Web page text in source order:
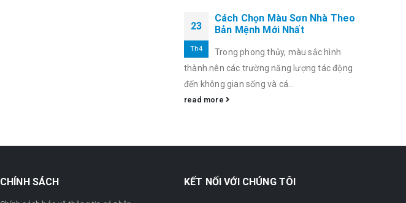
23
Th4
Cách Chọn Màu Sơn Nhà Theo
Bản Mệnh Mới Nhất
Trong phong thủy, màu sắc hình
thành nên các trường năng lượng tác động
đến không gian sống và cá...
read more
CHÍNH SÁCH KẾT NỐI VỚI CHÚNG TÔI